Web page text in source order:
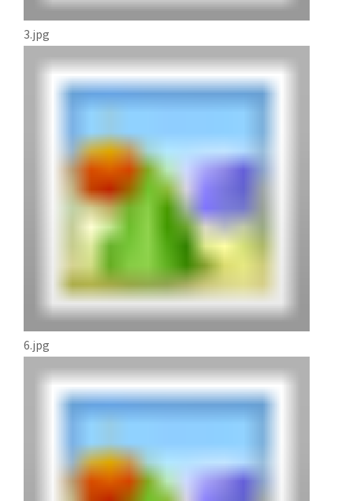
3.jpg
6.jpg